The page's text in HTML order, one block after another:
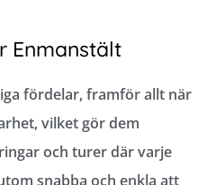
Enmanstält
fördelar, framför allt när
vilket gör dem
och turer där varje
snabba och enkla att